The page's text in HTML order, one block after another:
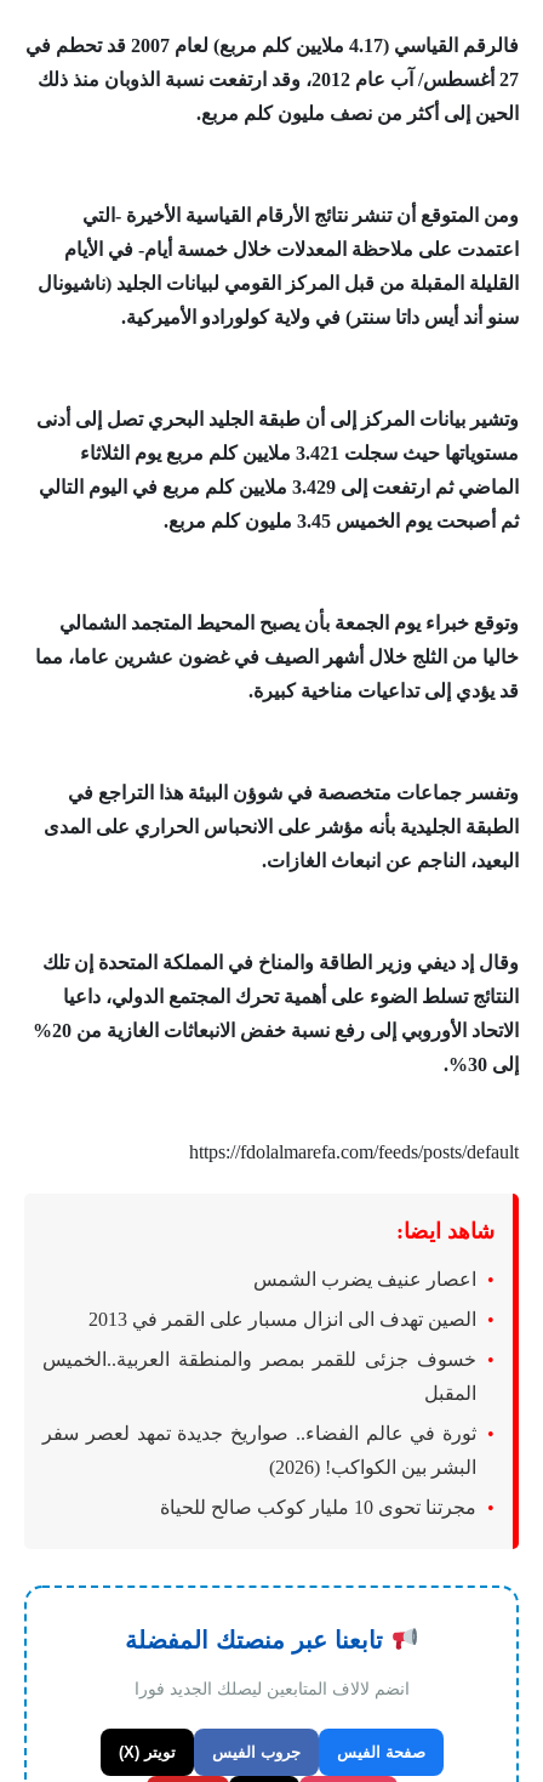
فالرقم القياسي (4.17 ملايين كلم مربع) لعام 2007 قد تحطم في
27 أغسطس/ آب عام 2012، وقد ارتفعت نسبة الذوبان منذ ذلك
الحين إلى أكثر من نصف مليون كلم مربع.
ومن المتوقع أن تنشر نتائج الأرقام القياسية الأخيرة -التي
اعتمدت على ملاحظة المعدلات خلال خمسة أيام- في الأيام
القليلة المقبلة من قبل المركز القومي لبيانات الجليد (ناشيونال
سنو أند أيس داتا سنتر) في ولاية كولورادو الأميركية.
وتشير بيانات المركز إلى أن طبقة الجليد البحري تصل إلى أدنى
مستوياتها حيث سجلت 3.421 ملايين كلم مربع يوم الثلاثاء
الماضي ثم ارتفعت إلى 3.429 ملايين كلم مربع في اليوم التالي
ثم أصبحت يوم الخميس 3.45 مليون كلم مربع.
وتوقع خبراء يوم الجمعة بأن يصبح المحيط المتجمد الشمالي
خاليا من الثلج خلال أشهر الصيف في غضون عشرين عاما، مما
قد يؤدي إلى تداعيات مناخية كبيرة.
وتفسر جماعات متخصصة في شوؤن البيئة هذا التراجع في
الطبقة الجليدية بأنه مؤشر على الانحباس الحراري على المدى
البعيد، الناجم عن انبعاث الغازات.
وقال إد ديفي وزير الطاقة والمناخ في المملكة المتحدة إن تلك
النتائج تسلط الضوء على أهمية تحرك المجتمع الدولي، داعيا
الاتحاد الأوروبي إلى رفع نسبة خفض الانبعاثات الغازية من 20%
إلى 30%.
https://fdolalmarefa.com/feeds/posts/default
شاهد ايضا:
اعصار عنيف يضرب الشمس
الصين تهدف الى انزال مسبار على القمر في 2013
خسوف جزئى للقمر بمصر والمنطقة العربية..الخميس
المقبل
ثورة في عالم الفضاء.. صواريخ جديدة تمهد لعصر سفر
البشر بين الكواكب! (2026)
مجرتنا تحوى 10 مليار كوكب صالح للحياة
تابعنا عبر منصتك المفضلة
انضم لالاف المتابعين ليصلك الجديد فورا
صفحة الفيس جروب الفيس تويتر (X)